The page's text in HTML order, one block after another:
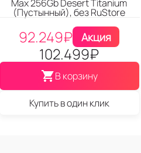
Max 256Gb Desert Titanium
(Пустынный), без RuStore
92.249₽ Акция
102.499₽
В корзину
Купить в один клик